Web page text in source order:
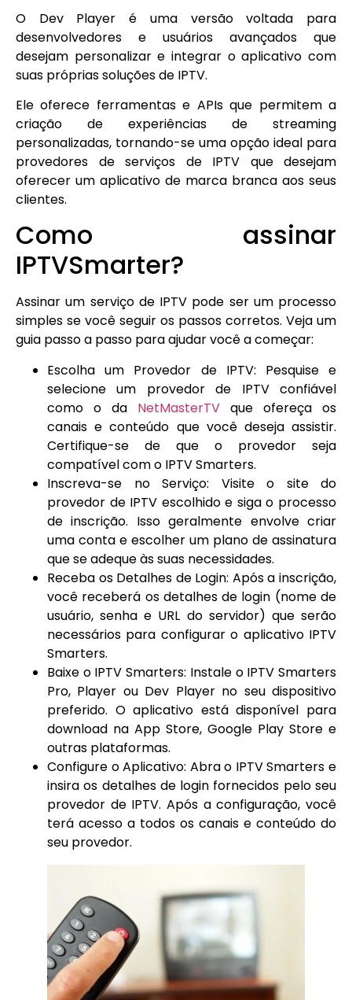
O Dev Player é uma versão voltada para
desenvolvedores e usuários avançados que
desejam personalizar e integrar o aplicativo com
suas próprias soluções de IPTV.
Ele oferece ferramentas e APIs que permitem a
criação de experiências de streaming
personalizadas, tornando-se uma opção ideal para
provedores de serviços de IPTV que desejam
oferecer um aplicativo de marca branca aos seus
clientes.
Como assinar
IPTVSmarter?
Assinar um serviço de IPTV pode ser um processo
simples se você seguir os passos corretos. Veja um
guia passo a passo para ajudar você a começar:
Escolha um Provedor de IPTV: Pesquise e
selecione um provedor de IPTV confiável
como o da NetMasterTV que ofereça os
canais e conteúdo que você deseja assistir.
Certifique-se de que o provedor seja
compatível com o IPTV Smarters.
Inscreva-se no Serviço: Visite o site do
provedor de IPTV escolhido e siga o processo
de inscrição. Isso geralmente envolve criar
uma conta e escolher um plano de assinatura
que se adeque às suas necessidades.
Receba os Detalhes de Login: Após a inscrição,
você receberá os detalhes de login (nome de
usuário, senha e URL do servidor) que serão
necessários para configurar o aplicativo IPTV
Smarters.
Baixe o IPTV Smarters: Instale o IPTV Smarters
Pro, Player ou Dev Player no seu dispositivo
preferido. O aplicativo está disponível para
download na App Store, Google Play Store e
outras plataformas.
Configure o Aplicativo: Abra o IPTV Smarters e
insira os detalhes de login fornecidos pelo seu
provedor de IPTV. Após a configuração, você
terá acesso a todos os canais e conteúdo do
seu provedor.